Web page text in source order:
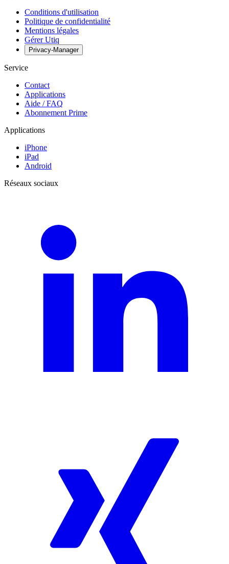
Conditions d'utilisation
Politique de confidentialité
Mentions légales
Gérer Utiq
Privacy-Manager
Service
Contact
Applications
Aide / FAQ
Abonnement Prime
Applications
iPhone
iPad
Android
Réseaux sociaux